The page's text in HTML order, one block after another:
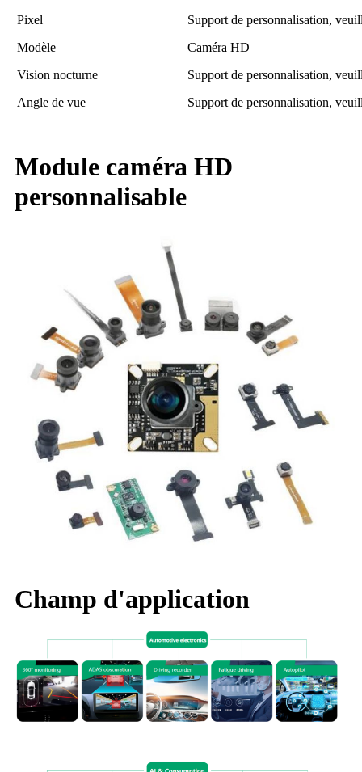
Pixel
Support de personnalisation,
Modèle
Caméra HD
Vision nocturne
Support de personnalisation,
Angle de vue
Support de personnalisation,
Module caméra HD
personnalisable
Champ d'application